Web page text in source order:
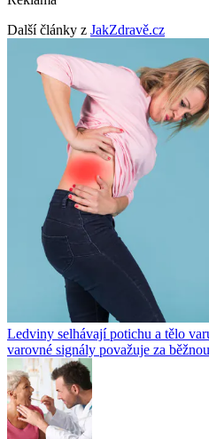
Další články z JakZdravě.cz
Ledviny selhávají potichu a tělo
varovné signály považuje za